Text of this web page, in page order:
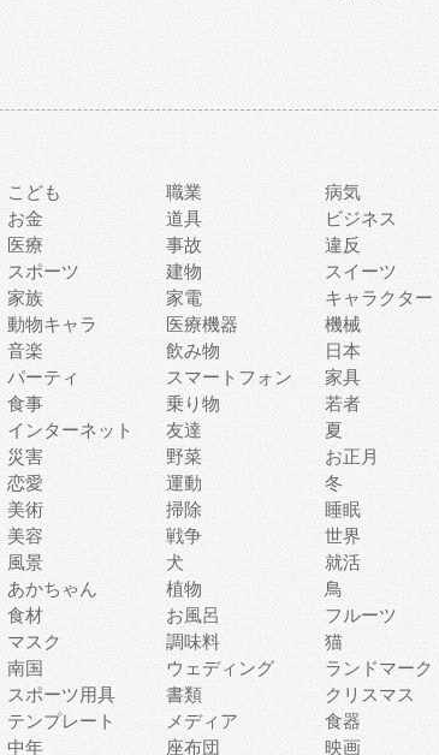
こども 職業 病気
お金 道具 ビジネス
医療 事故 違反
スポーツ 建物 スイーツ
家族 家電 キャラクター
動物キャラ 医療機器 機械
音楽 飲み物 日本
パーティ スマートフォン 家具
食事 乗り物 若者
インターネット 友達 夏
災害 野菜 お正月
恋愛 運動 冬
美術 掃除 睡眠
美容 戦争 世界
風景 犬 就活
あかちゃん 植物 鳥
食材 お風呂 フルーツ
マスク 調味料 猫
南国 ウェディング ランドマーク
スポーツ用具 書類 クリスマス
テンプレート メディア 食器
中年 座布団 映画